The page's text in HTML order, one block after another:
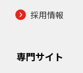
採用情報
専門サイト